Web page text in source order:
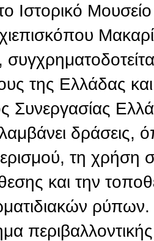
Ιστορικό
της Ελλάδας
Συνεργασίας
δράσεις,
τη χρήση
και την